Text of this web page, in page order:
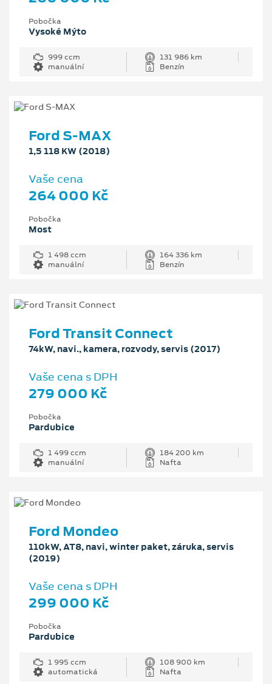
Pobočka
Vysoké Mýto
999 ccm
131 986 km
manuální
Benzín
Ford S-MAX
1,5 118 KW (2018)
Vaše cena
264 000 Kč
Pobočka
Most
1 498 ccm
164 336 km
manuální
Benzín
Ford Transit Connect
74kW, navi., kamera, rozvody, servis (2017)
Vaše cena s DPH
279 000 Kč
Pobočka
Pardubice
1 499 ccm
184 200 km
manuální
Nafta
Ford Mondeo
110kW, AT8, navi, winter paket, záruka, servis
(2019)
Vaše cena s DPH
299 000 Kč
Pobočka
Pardubice
1 995 ccm
108 900 km
automatická
Nafta